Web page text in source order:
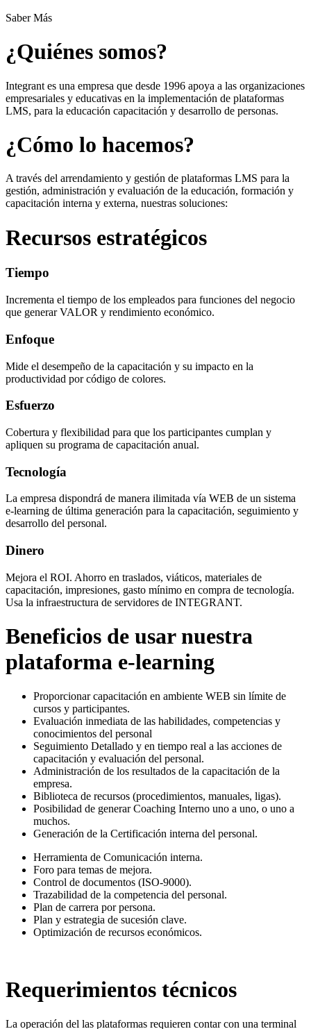
Saber Más
¿Quiénes somos?
Integrant es una empresa que desde 1996 apoya a las organizaciones
empresariales y educativas en la implementación de plataformas
LMS, para la educación capacitación y desarrollo de personas.
¿Cómo lo hacemos?
A través del arrendamiento y gestión de plataformas LMS para la
gestión, administración y evaluación de la educación, formación y
capacitación interna y externa, nuestras soluciones:
Recursos estratégicos
Tiempo
Incrementa el tiempo de los empleados para funciones del negocio
que generar VALOR y rendimiento económico.
Enfoque
Mide el desempeño de la capacitación y su impacto en la
productividad por código de colores.
Esfuerzo
Cobertura y flexibilidad para que los participantes cumplan y
apliquen su programa de capacitación anual.
Tecnología
La empresa dispondrá de manera ilimitada vía WEB de un sistema
e-learning de última generación para la capacitación, seguimiento y
desarrollo del personal.
Dinero
Mejora el ROI. Ahorro en traslados, viáticos, materiales de
capacitación, impresiones, gasto mínimo en compra de tecnología.
Usa la infraestructura de servidores de INTEGRANT.
Beneficios de usar nuestra
plataforma e-learning
Proporcionar capacitación en ambiente WEB sin límite de
cursos y participantes.
Evaluación inmediata de las habilidades, competencias y
conocimientos del personal
Seguimiento Detallado y en tiempo real a las acciones de
capacitación y evaluación del personal.
Administración de los resultados de la capacitación de la
empresa.
Biblioteca de recursos (procedimientos, manuales, ligas).
Posibilidad de generar Coaching Interno uno a uno, o uno a
muchos.
Generación de la Certificación interna del personal.
Herramienta de Comunicación interna.
Foro para temas de mejora.
Control de documentos (ISO-9000).
Trazabilidad de la competencia del personal.
Plan de carrera por persona.
Plan y estrategia de sucesión clave.
Optimización de recursos económicos.
Requerimientos técnicos
La operación del las plataformas requieren contar con una terminal